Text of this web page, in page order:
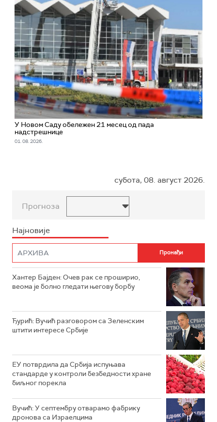
У Новом Саду обележен 21 месец од пада
надстрешнице
01. 08. 2026.
субота, 08. август 2026.
Прогноза
Најновије
Хантер Бајден: Очев рак се проширио,
веома је болно гледати његову борбу
Ђурић: Вучић разговором са Зеленским
штити интересе Србије
ЕУ потврдила да Србија испуњава
стандарде у контроли безбедности хране
биљног порекла
Вучић: У септембру отварамо фабрику
дронова са Израелцима